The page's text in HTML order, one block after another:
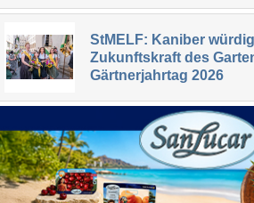
StMELF: Kaniber
Zukunftskraft des
Gärtnerjahrtag 2026